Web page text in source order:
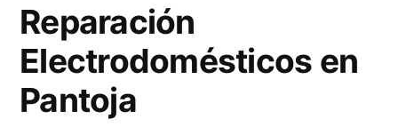
Reparación
Electrodomésticos en
Pantoja